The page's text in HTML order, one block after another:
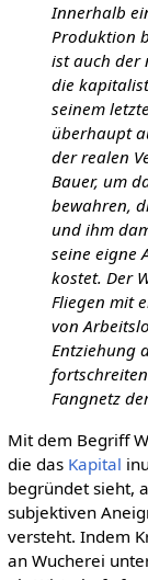
Innerhalb
Produktion
ist auch der
die
seinem
überhaupt
der realen
Bauer, um
bewahren,
und ihm
seine eigne
kostet. Der
Fliegen mit
von
Entziehung
Fangnetz
Mit dem Begriff
die das Kapital
begründet sieht,
subjektiven
versteht. Indem
an Wucherei